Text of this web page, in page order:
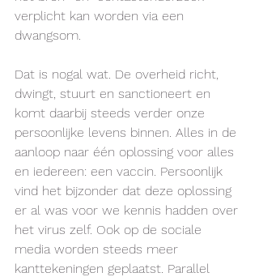
verplicht kan worden via een
dwangsom.
Dat is nogal wat. De overheid richt,
dwingt, stuurt en sanctioneert en
komt daarbij steeds verder onze
persoonlijke levens binnen. Alles in de
aanloop naar één oplossing voor alles
en iedereen: een vaccin. Persoonlijk
vind het bijzonder dat deze oplossing
er al was voor we kennis hadden over
het virus zelf. Ook op de sociale
media worden steeds meer
kanttekeningen geplaatst. Parallel